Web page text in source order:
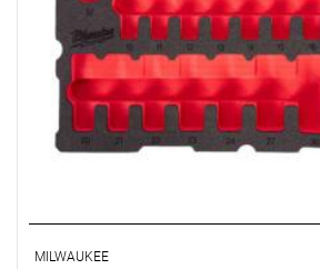
MILWAUKEE